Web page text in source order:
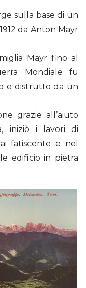
sulla base di un
da Anton Mayr
Mayr fino al
Mondiale fu
e distrutto da un
grazie all’aiuto
iniziò i lavori di
fatiscente e nel
edificio in pietra